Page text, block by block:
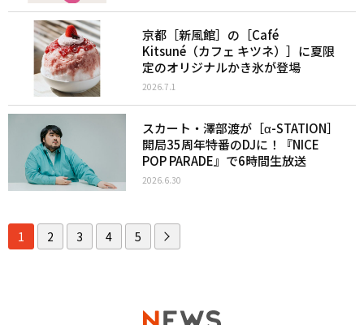
京都［新風館］の［Café
Kitsuné（カフェ キツネ）］に夏限
定のオリジナルかき氷が登場
2026.7.1
スカート・澤部渡が［α-STATION］
開局35周年特番のDJに！『NICE
POP PARADE』で6時間生放送
2026.6.30
1 2 3 4 5